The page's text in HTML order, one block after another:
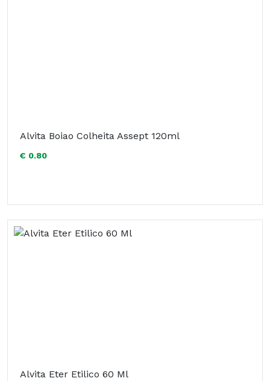
Alvita Boiao Colheita Assept 120ml
€ 0.80
Alvita Eter Etilico 60 Ml